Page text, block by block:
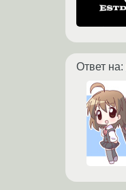
Ответ на: